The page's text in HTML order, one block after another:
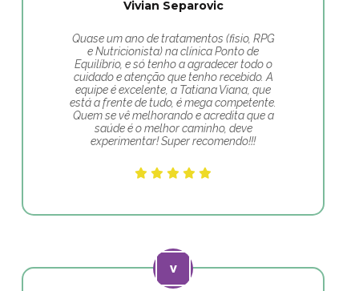
Vivian Separovic
Quase um ano de tratamentos (fisio, RPG
e Nutricionista) na clínica Ponto de
Equilíbrio, e só tenho a agradecer todo o
cuidado e atenção que tenho recebido. A
equipe é excelente, a Tatiana Viana, que
está a frente de tudo, é mega competente.
Quem se vê melhorando e acredita que a
saúde é o melhor caminho, deve
experimentar! Super recomendo!!!